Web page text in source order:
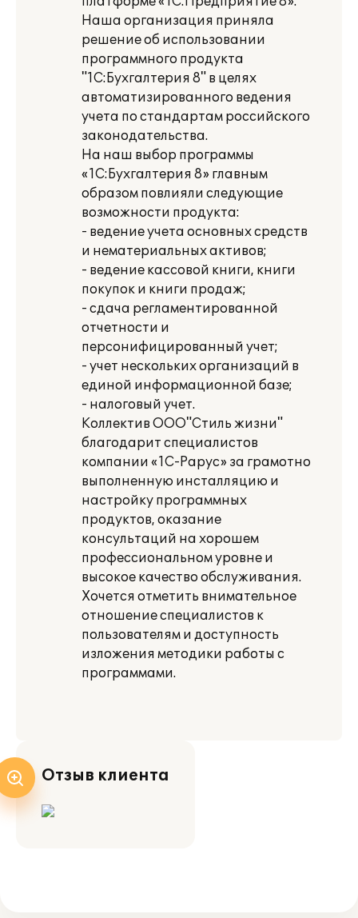
Наша организация приняла
решение об использовании
программного продукта
"1С:Бухгалтерия 8" в целях
автоматизированного ведения
учета по стандартам российского
законодательства.
На наш выбор программы
«1С:Бухгалтерия 8» главным
образом повлияли следующие
возможности продукта:
- ведение учета основных средств
и нематериальных активов;
- ведение кассовой книги, книги
покупок и книги продаж;
- сдача регламентированной
отчетности и
персонифицированный учет;
- учет нескольких организаций в
единой информационной базе;
- налоговый учет.
Коллектив ООО"Стиль жизни"
благодарит специалистов
компании «1С-Рарус» за грамотно
выполненную инсталляцию и
настройку программных
продуктов, оказание
консультаций на хорошем
профессиональном уровне и
высокое качество обслуживания.
Хочется отметить внимательное
отношение специалистов к
пользователям и доступность
изложения методики работы с
программами.
Отзыв клиента